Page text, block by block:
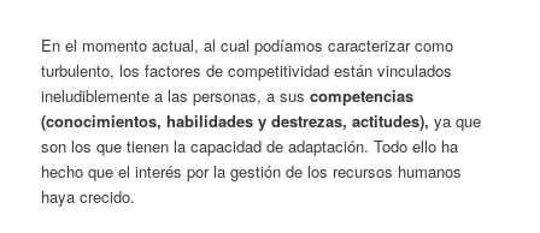
En el momento actual, al cual podíamos caracterizar como
turbulento, los factores de competitividad están vinculados
ineludiblemente a las personas, a suscompetencias
(conocimientos, habilidades y destrezas, actitudes), ya que
son los que tienen la capacidad de adaptación. Todo ello ha
hecho que el interés por la gestión de los recursos humanos
haya crecido.